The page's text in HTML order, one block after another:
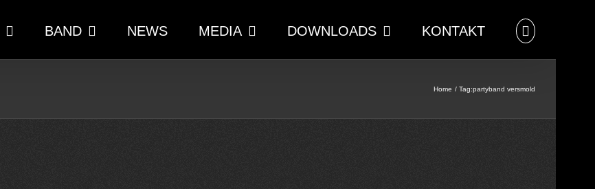
BAND NEWS MEDIA DOWNLOADS KONTAKT
Home Tag:partyband versmold